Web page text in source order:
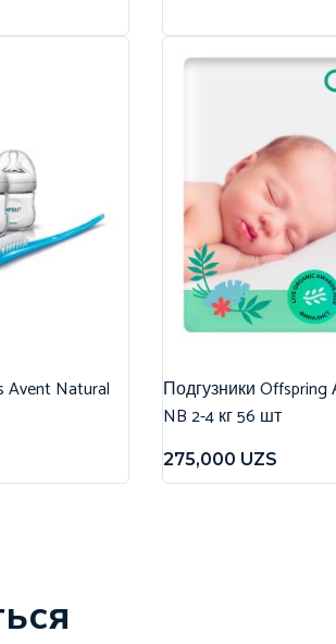
Avent Natural
Подгузники
NB 2-4 кг 56 шт
275,000 UZS